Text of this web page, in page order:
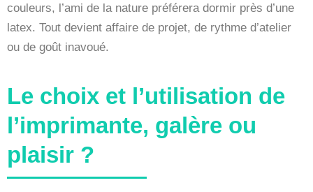
couleurs, l’ami de la nature préférera dormir près d’une
latex. Tout devient affaire de projet, de rythme d’atelier
ou de goût inavoué.
Le choix et l’utilisation de
l’imprimante, galère ou
plaisir ?